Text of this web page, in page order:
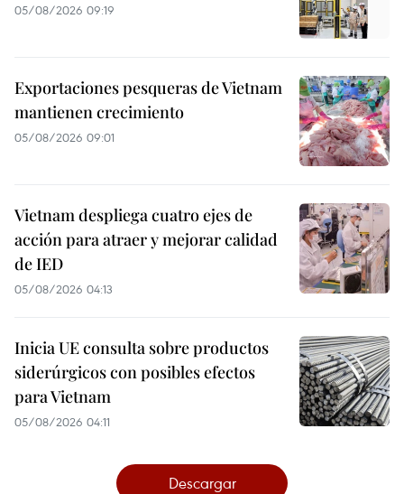
05/08/2026 09:19
Exportaciones pesqueras de Vietnam
mantienen crecimiento
05/08/2026 09:01
Vietnam despliega cuatro ejes de
acción para atraer y mejorar calidad
de IED
05/08/2026 04:13
Inicia UE consulta sobre productos
siderúrgicos con posibles efectos
para Vietnam
05/08/2026 04:11
Descargar